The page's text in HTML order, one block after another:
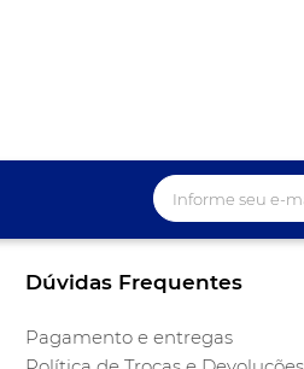
Dúvidas Frequentes
Pagamento e entregas